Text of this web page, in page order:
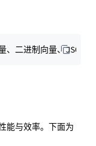
能与效率。下面为